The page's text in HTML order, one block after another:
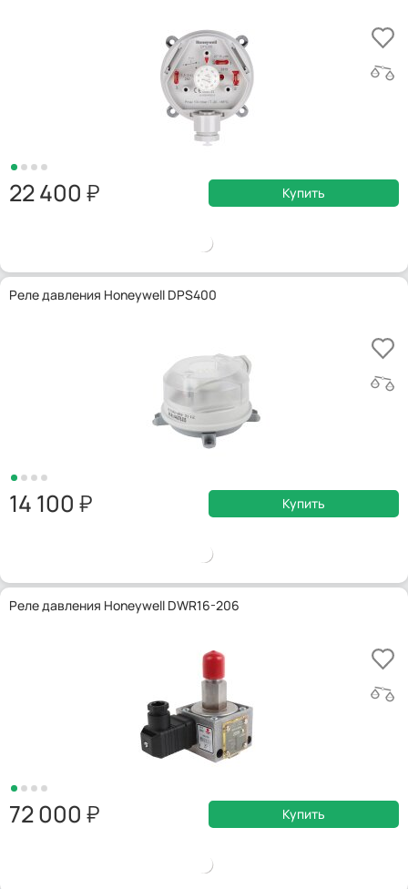
22 400 Купить
Реле давления Honeywell DPS400
14 100 Купить
Реле давления Honeywell DWR16-206
72 000 Купить